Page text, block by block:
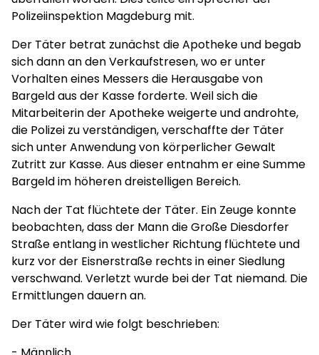
Polizeiinspektion Magdeburg mit.
Der Täter betrat zunächst die Apotheke und begab
sich dann an den Verkaufstresen, wo er unter
Vorhalten eines Messers die Herausgabe von
Bargeld aus der Kasse forderte. Weil sich die
Mitarbeiterin der Apotheke weigerte und androhte,
die Polizei zu verständigen, verschaffte der Täter
sich unter Anwendung von körperlicher Gewalt
Zutritt zur Kasse. Aus dieser entnahm er eine Summe
Bargeld im höheren dreistelligen Bereich.
Nach der Tat flüchtete der Täter. Ein Zeuge konnte
beobachten, dass der Mann die Große Diesdorfer
Straße entlang in westlicher Richtung flüchtete und
kurz vor der Eisnerstraße rechts in einer Siedlung
verschwand. Verletzt wurde bei der Tat niemand. Die
Ermittlungen dauern an.
Der Täter wird wie folgt beschrieben: